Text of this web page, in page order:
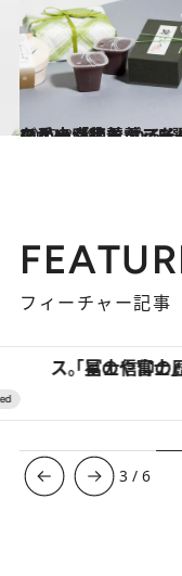
2022.8.18
スイーツ芸人・スイーツなかのが絶賛 つるんとおいしい「水羊羹」5選 夏の手土
グルメ
フィーチャー記事
「土佐和ハ
4 /6